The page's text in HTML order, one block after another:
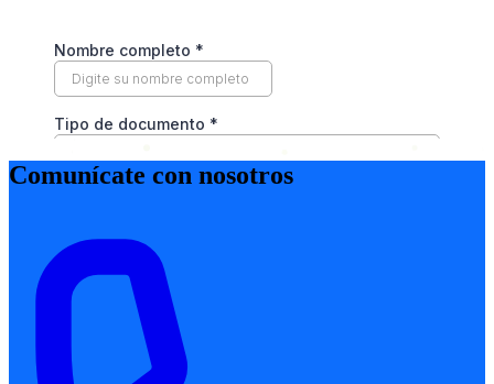
Comunícate con nosotros